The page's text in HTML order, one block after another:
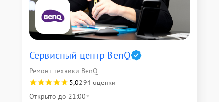
Сервисный центр BenQ
Ремонт техники BenQ
5,0294 оценки
Открыто до 21:00